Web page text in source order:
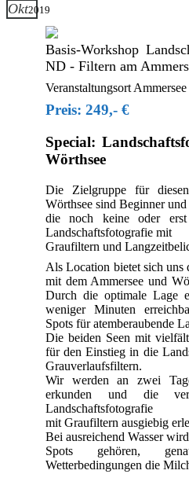
Okt2019
Basis-Workshop
ND - Filtern am
Veranstaltungsort
Preis: 249,- €
Special:
Wörthsee
Die Zielgruppe für
Wörthsee sind Beginner
die noch keine oder
Landschaftsfotografie mit
Graufiltern und
Als Location bietet sich uns
mit dem Ammersee und
Durch die optimale Lage
weniger Minuten
Spots für atemberaubende
Die beiden Seen mit
für den Einstieg in die
Grauverlaufsfiltern.
Wir werden an zwei
erkunden und die
Landschaftsfotografie
mit Graufiltern ausgiebig
Bei ausreichend Wasser
Spots gehören,
Wetterbedingungen die